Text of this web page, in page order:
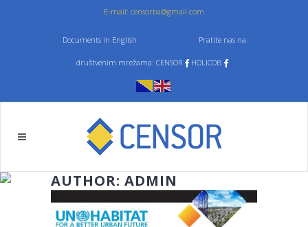
E-mail: censorba@gmail.com
Documents in English Pratite nas na
društvenim mrežama: CENSOR HOLICOB
AUTHOR: ADMIN